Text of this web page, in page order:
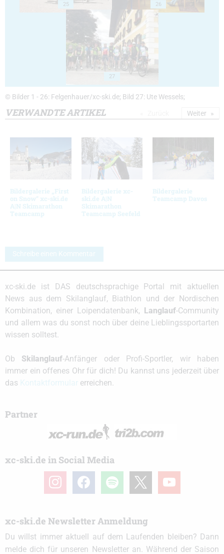
25 26
27
© Bilder 1 - 26: Felgenhauer/xc-ski.de; Bild 27: Ute Wessels;
VERWANDTE ARTIKEL
Bildergalerie „First
on Snow“ xc-ski.de
A|N Skimarathon
Teamcamp
Bildergalerie xc-
ski.de A|N
Skimarathon
Teamcamp Seefeld
Bildergalerie
Teamcamp Davos
Weiter
Schreibe einen Kommentar
xc-ski.de ist DAS deutschsprachige Portal mit aktuellen
News aus dem Skilanglauf, Biathlon und der Nordischen
Kombination, einer Loipendatenbank, Langlauf-Community
und allem was du sonst noch über deine Lieblingssportarten
wissen solltest.
Ob Skilanglauf-Anfänger oder Profi-Sportler, wir haben
immer ein offenes Ohr für dich! Du kannst uns jederzeit über
das
erreichen.
Partner
xc-ski.de in Social Media
instagramfacebook spotify youtube
xc-ski.de Newsletter Anmeldung
Du willst immer aktuell auf dem Laufenden bleiben? Dann
melde dich für unseren Newsletter an. Während der Saison